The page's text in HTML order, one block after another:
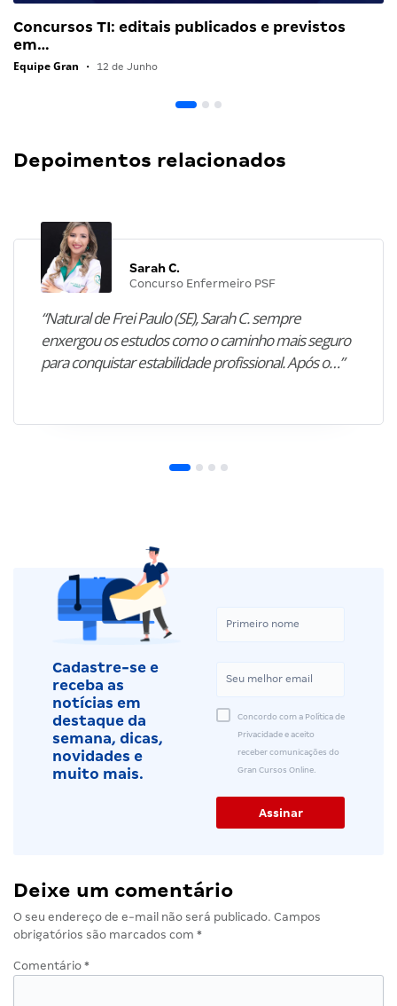
Concursos TI: editais publicados e previstos
em…
Equipe Gran • 12 de Junho
Depoimentos relacionados
Sarah C.
Concurso Enfermeiro PSF
“Natural de Frei Paulo (SE), Sarah C. sempre
enxergou os estudos como o caminho mais seguro
para conquistar estabilidade profissional. Após o…”
Cadastre-se e
receba as
notícias em
destaque da
semana, dicas,
novidades e
muito mais.
Concordo com a Política de
Privacidade e aceito
receber comunicações do
Gran Cursos Online.
Deixe um comentário
O seu endereço de e-mail não será publicado. Campos
obrigatórios são marcados com *
Comentário *